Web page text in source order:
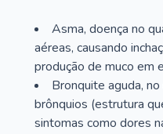
Asma, doença no
aéreas, causando
produção de muco em
Bronquite aguda,
brônquios (estrutura
sintomas como dores